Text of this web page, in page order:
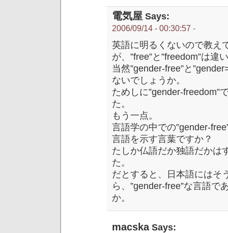
電気屋 Says:
2006/09/14 - 00:30:57 -
英語に明るくないので教え
が、”free”と”freedom”は違
当然”gender-free”と
ないでしょうか。
ためしに”gender-freedom”
た。
もう一点。
言語学の中での”gender-
言語を示す言葉ですか？
たしか仏語だか独語だかは
た。
だとすると、日本語にはそ
ら、”gender-free”な言語で
か。
macskaSays: